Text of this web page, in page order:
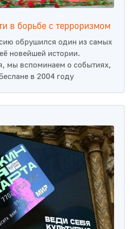
в борьбе с терроризмом
обрушился один из самых
новейшей истории.
мы вспоминаем о событиях,
в 2004 году